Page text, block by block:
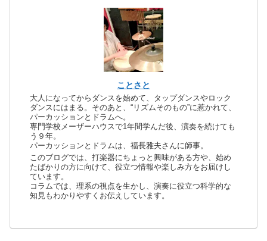
ことさと
大人になってからダンスを始めて、タップダンスやロック
ダンスにはまる。そのあと、“リズムそのもの”に惹かれて、
パーカッションとドラムへ。
専門学校メーザーハウスで1年間学んだ後、演奏を続けても
う９年。
パーカッションとドラムは、福長雅夫さんに師事。
このブログでは、打楽器にちょっと興味がある方や、始め
たばかりの方に向けて、役立つ情報や楽しみ方をお届けし
ています。
コラムでは、理系の視点を生かし、演奏に役立つ科学的な
知見もわかりやすくお伝えしています。